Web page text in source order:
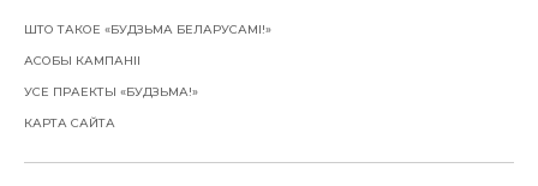
ШТО ТАКОЕ «БУДЗЬМА БЕЛАРУСАМІ!»
АСОБЫ КАМПАНІІ
УСЕ ПРАЕКТЫ «БУДЗЬМА!»
КАРТА САЙТА